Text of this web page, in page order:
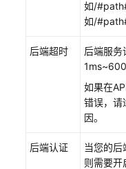
统
如/
如/
后端超时
后端服务
如果在
错误，请
因。
后端认证
当您的后
则需要开